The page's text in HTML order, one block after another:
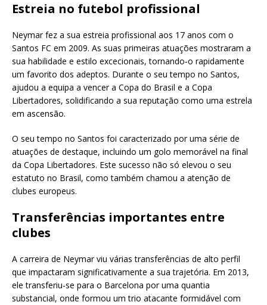
Estreia no futebol profissional
Neymar fez a sua estreia profissional aos 17 anos com o
Santos FC em 2009. As suas primeiras atuações mostraram a
sua habilidade e estilo excecionais, tornando-o rapidamente
um favorito dos adeptos. Durante o seu tempo no Santos,
ajudou a equipa a vencer a Copa do Brasil e a Copa
Libertadores, solidificando a sua reputação como uma estrela
em ascensão.
O seu tempo no Santos foi caracterizado por uma série de
atuações de destaque, incluindo um golo memorável na final
da Copa Libertadores. Este sucesso não só elevou o seu
estatuto no Brasil, como também chamou a atenção de
clubes europeus.
Transferências importantes entre
clubes
A carreira de Neymar viu várias transferências de alto perfil
que impactaram significativamente a sua trajetória. Em 2013,
ele transferiu-se para o Barcelona por uma quantia
substancial, onde formou um trio atacante formidável com